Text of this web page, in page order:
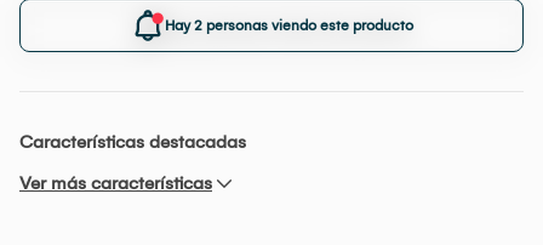
Hay 2 personas viendo este producto
Características destacadas
Ver más características